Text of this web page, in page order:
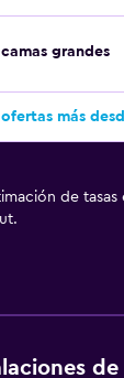
grandes
más
de tasas
de